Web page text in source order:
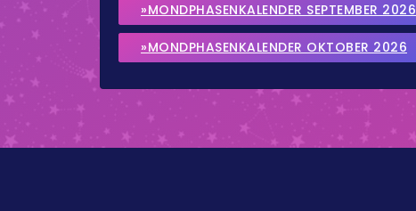
»MONDPHASENKALENDER SEPTEMBER 2026
»MONDPHASENKALENDER OKTOBER 2026